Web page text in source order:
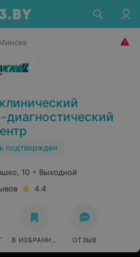
диагностический
подтвержден
10
Выходной
4.4
В ИЗБРАННОЕ ОТЗЫВ